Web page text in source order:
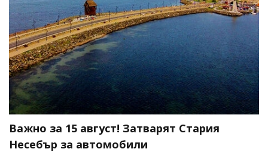
Важно за 15 август! Затварят Стария
Несебър за автомобили